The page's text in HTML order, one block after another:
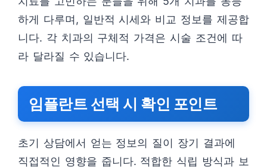
하게 다루며, 일반적 시세와 비교 정보를 제공합
니다. 각 치과의 구체적 가격은 시술 조건에 따
라 달라질 수 있습니다.
임플란트 선택 시 확인 포인트
초기 상담에서 얻는 정보의 질이 장기 결과에
직접적인 영향을 줍니다. 적합한 식립 방식과 보